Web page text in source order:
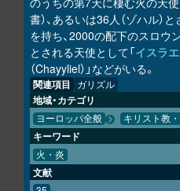
書）、あるいは36人（ゾハル）
を持ち、2000の配下のスロウ
とされる天使として「イスラ
（Chayyliel）」などがいる。
関連項目 ガリズル
地域・カテゴリ
ヨーロッパ全般 キリスト教
キーワード
火・炎
文献